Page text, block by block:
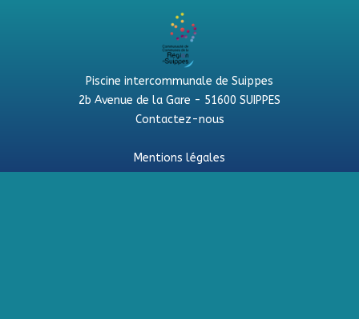
Piscine intercommunale de Suippes
2b Avenue de la Gare - 51600 SUIPPES
Contactez-nous
Mentions légales